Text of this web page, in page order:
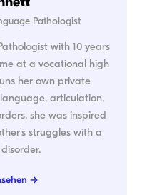
Pathologist
with 10 years
at a vocational high
her own private
articulation,
she was inspired
struggles with a
→